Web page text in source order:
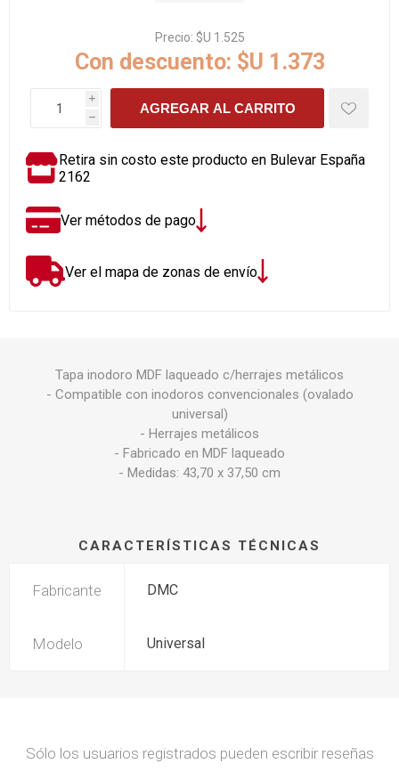
Precio: $U 1.525
Con descuento: $U 1.373
i
h
AGREGAR AL CARRITO
Retira sin costo este producto en Bulevar España
2162
Ver métodos de pago
Ver el mapa de zonas de envío
Tapa inodoro MDF laqueado c/herrajes metálicos
- Compatible con inodoros convencionales (ovalado
universal)
- Herrajes metálicos
- Fabricado en MDF laqueado
- Medidas: 43,70 x 37,50 cm
CARACTERÍSTICAS TÉCNICAS
Fabricante DMC
Modelo Universal
Sólo los usuarios registrados pueden escribir reseñas